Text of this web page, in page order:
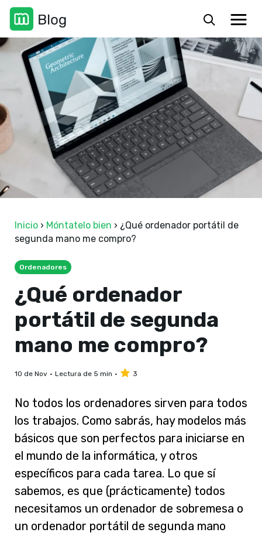
Inicio › Móntatelo bien › ¿Qué ordenador portátil de
segunda mano me compro?
Ordenadores
¿Qué ordenador
portátil de segunda
mano me compro?
10 de Nov Lectura de 5 min 3
No todos los ordenadores sirven para todos
los trabajos. Como sabrás, hay modelos más
básicos que son perfectos para iniciarse en
el mundo de la informática, y otros
específicos para cada tarea. Lo que sí
sabemos, es que (prácticamente) todos
necesitamos un ordenador de sobremesa o
un ordenador portátil de segunda mano